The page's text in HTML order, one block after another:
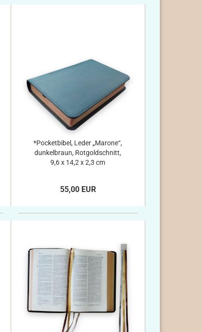
*Pocketbibel, Leder „Marone“,
dunkelbraun, Rotgoldschnitt,
9,6 x 14,2 x 2,3 cm
55,00 EUR